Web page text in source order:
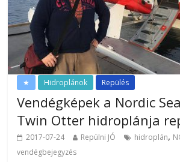
★ Hidroplánok Repülés
Vendégképek a Nordic
Twin Otter hidroplánja
2017-07-24 Repülni JÓ hidroplán,
vendégbejegyzés